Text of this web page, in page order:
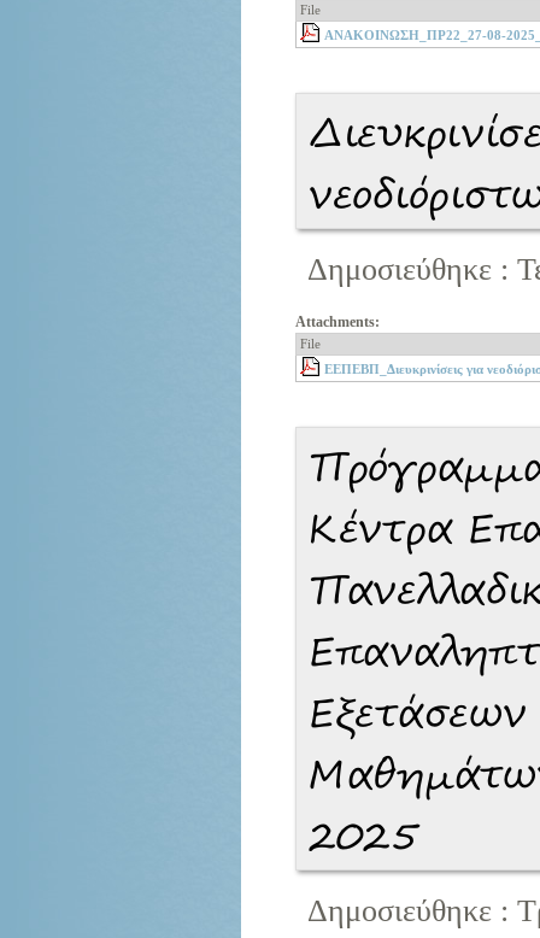
File
ΑΝΑΚΟΙΝΩΣΗ_ΠΡ22_27-08-
Δημοσιεύθηκε :
Attachments:
File
ΕΕΠΕΒΠ_Διευκρινίσεις για
Κέντρα
2025
Δημοσιεύθηκε :